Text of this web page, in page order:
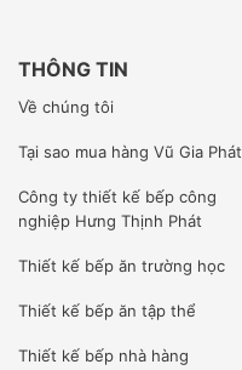
THÔNG TIN
Về chúng tôi
Tại sao mua hàng Vũ Gia Phát
Công ty thiết kế bếp công
nghiệp Hưng Thịnh Phát
Thiết kế bếp ăn trường học
Thiết kế bếp ăn tập thể
Thiết kế bếp nhà hàng